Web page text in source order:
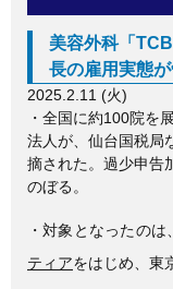
o
k
美容外科「
長の雇用実態
2025.2.11 (火)
・全国に約100院を
法人が、仙台国税局
摘された。過少申告
のぼる。
・対象となったのは
ティアをはじめ、東